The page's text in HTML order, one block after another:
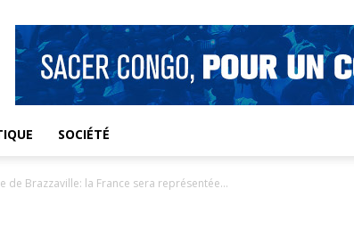
SOCIÉTÉ
de Brazzaville: la France sera représentée...